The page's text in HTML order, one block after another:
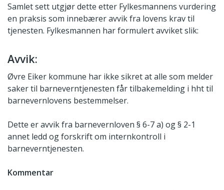
Samlet sett utgjør dette etter Fylkesmannens vurdering
en praksis som innebærer avvik fra lovens krav til
tjenesten. Fylkesmannen har formulert avviket slik:
Avvik:
Øvre Eiker kommune har ikke sikret at alle som melder
saker til barneverntjenesten får tilbakemelding i hht til
barnevernlovens bestemmelser.
Dette er avvik fra barnevernloven § 6-7 a) og § 2-1
annet ledd og forskrift om internkontroll i
barneverntjenesten.
Kommentar